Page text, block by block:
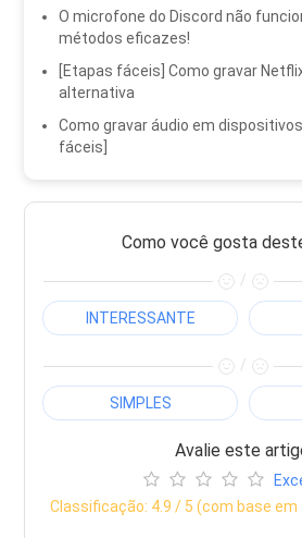
O microfone do Discord não
métodos eficazes!
[Etapas fáceis] Como gravar
alternativa
Como gravar áudio em
fáceis]
Como você gosta
/
INTERESSANTE
/
SIMPLES
Avalie este
Classificação: 4.9 / 5 (com base em